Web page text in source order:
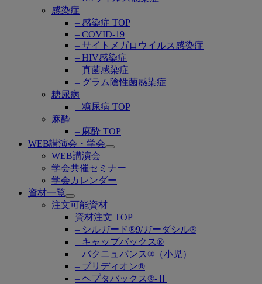
感染症
– 感染症 TOP
– COVID-19
– サイトメガロウイルス感染症
– HIV感染症
– 真菌感染症
– グラム陰性菌感染症
糖尿病
– 糖尿病 TOP
麻酔
– 麻酔 TOP
WEB講演会・学会
Open
WEB講演会
学会共催セミナー
学会カレンダー
資材一覧
Open
submenu
注文可能資材
資材注文 TOP
– シルガード®9/ガーダシル®
– キャップバックス®
– バクニュバンス®（小児）
– ブリディオン®
– ヘプタバックス®-Ⅱ